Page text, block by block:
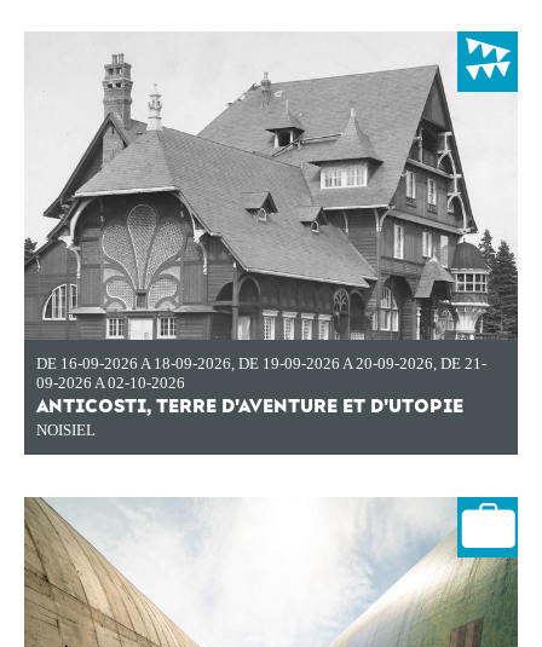
DE 16-09-2026 A 18-09-2026, DE 19-09-2026 A 20-09-2026, DE 21-
09-2026 A 02-10-2026
ANTICOSTI, TERRE D'AVENTURE ET D'UTOPIE
NOISIEL